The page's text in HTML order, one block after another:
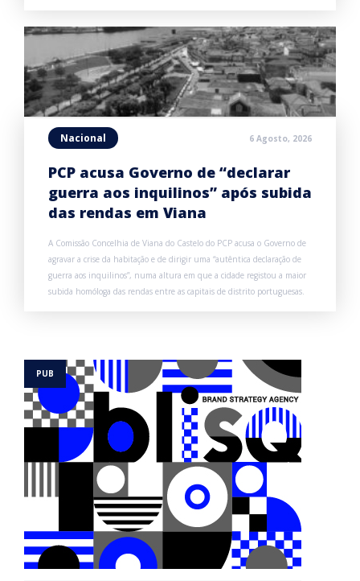
Nacional 6 Agosto, 2026
PCP acusa Governo de “declarar
guerra aos inquilinos” após subida
das rendas em Viana
A Comissão Concelhia de Viana do Castelo do PCP acusa o Governo de
agravar a crise da habitação e de dirigir uma “autêntica declaração de
guerra aos inquilinos”, numa altura em que a cidade registou a maior
subida homóloga das rendas entre as capitais de distrito portuguesas.